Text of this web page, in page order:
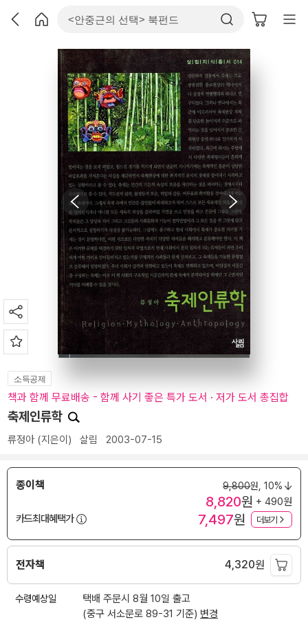
소득공제
책과 함께 무료배송 - 함께 사기 좋은 특가 도서 · 저가 도서 총집합
축제인류학
류정아 (지은이) 살림 2003-07-15
종이책 9,800원, 10%
8,820원 + 490원
카드최대혜택가
7,497원 더보기
전자책 4,320원
수령예상일
택배 주문시 8월 10일 출고
(중구 서소문로 89-31 기준) 변경